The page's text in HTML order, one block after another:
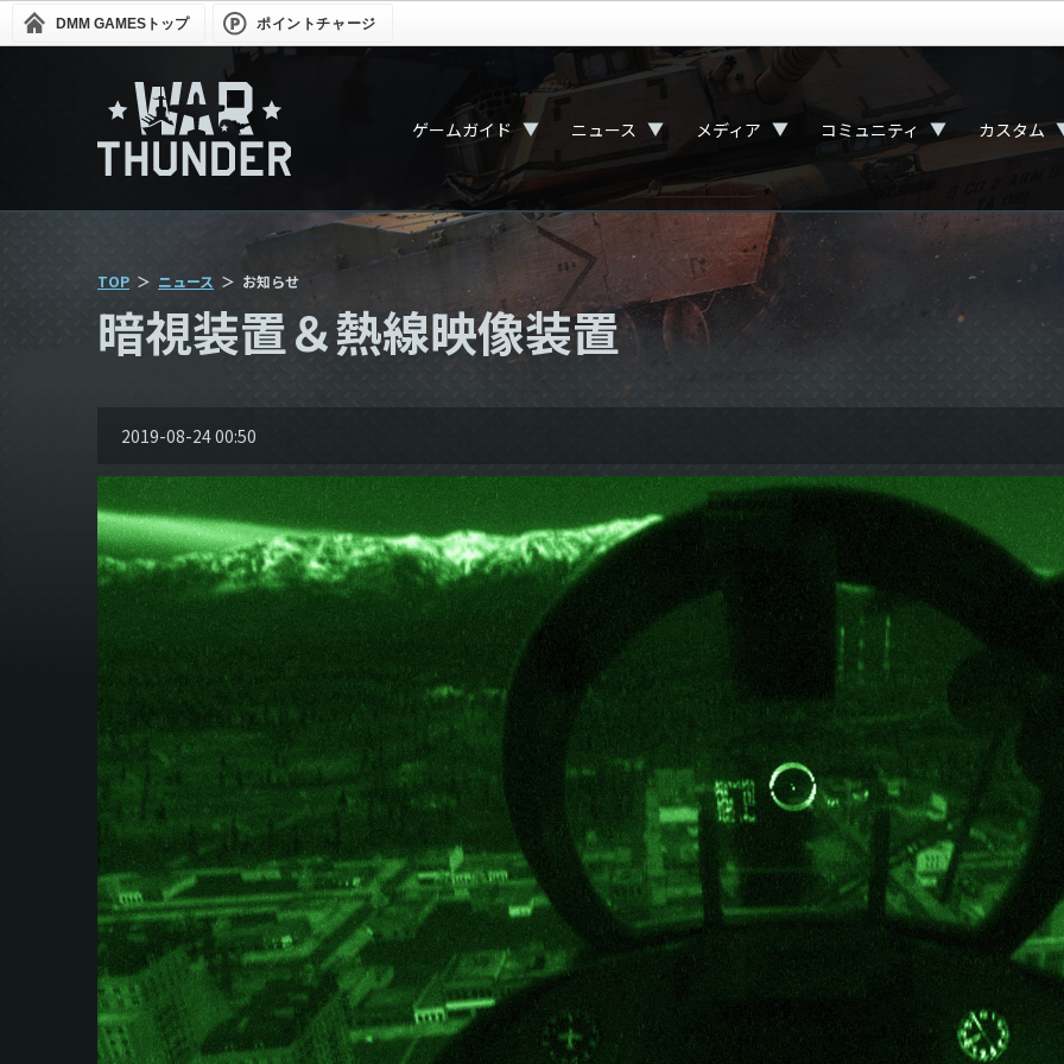
DMM GAMES トップ ポイントチャージ
ゲームガイド ▼ ニュース ▼ メディア ▼ コミュニティ ▼ カスタム
TOP ニュース お知らせ
暗視装置＆熱線映像装置
2019-08-24 00:50